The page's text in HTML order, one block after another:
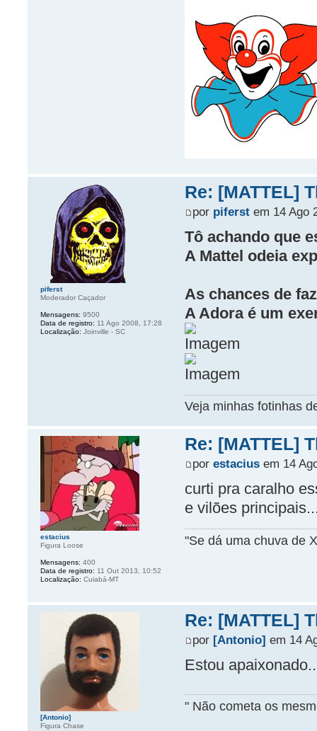
Re: [MATTEL]
por piferstem 14 Ago
Tô achando que
A Mattel odeia
As chances de
A Adora é um
Veja minhas fotinhas
piferst
Moderador Caçador
Mensagens: 9500
Data de registro: 11 Ago 2008, 17:28
Localização: Joinville - SC
Re: [MATTEL]
por estaciusem 14
curti pra caralho
e vilões
"Se dá uma chuva de
estacius
Figura Loose
Mensagens: 400
Data de registro: 11 Out 2013, 10:52
Localização: Cuiabá-MT
Re: [MATTEL]
por [Antonio] em 14
Estou
" Não cometa os
[Antonio]
Figura Chase